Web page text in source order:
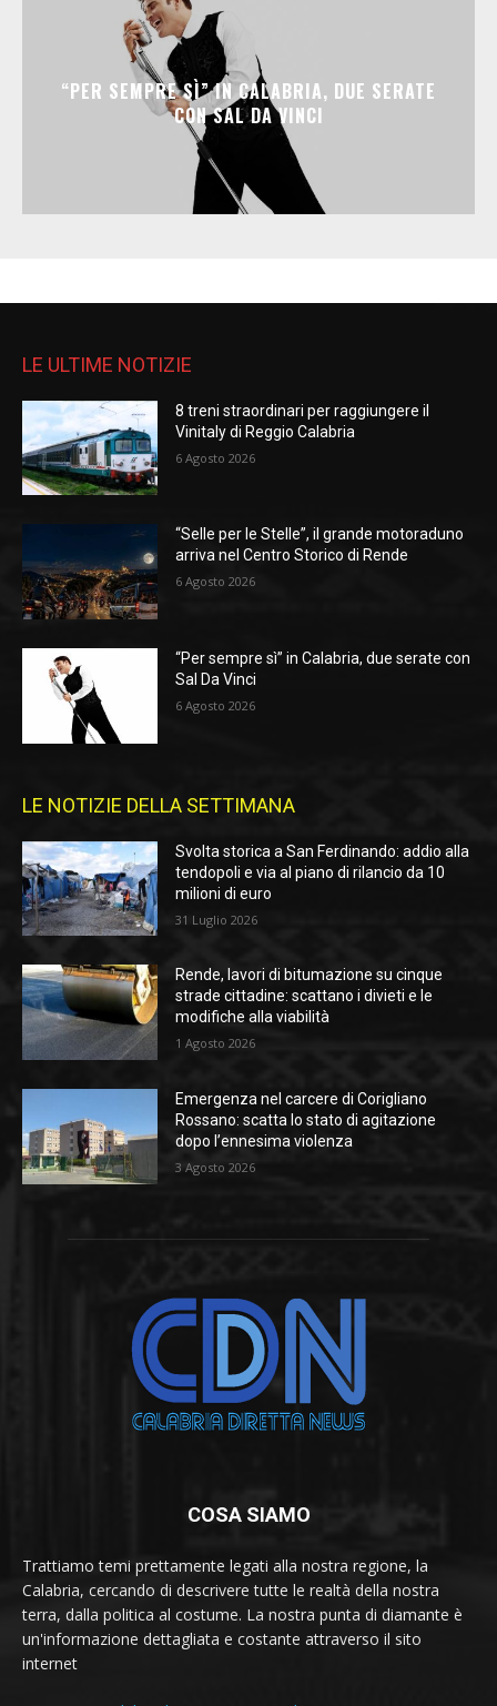
“PER SEMPRE SÌ” IN CALABRIA, DUE SERATE
CON SAL DA VINCI
LE ULTIME NOTIZIE
8 treni straordinari per raggiungere il
Vinitaly di Reggio Calabria
6 Agosto 2026
“Selle per le Stelle”, il grande motoraduno
arriva nel Centro Storico di Rende
6 Agosto 2026
“Per sempre sì” in Calabria, due serate con
Sal Da Vinci
6 Agosto 2026
LE NOTIZIE DELLA SETTIMANA
Svolta storica a San Ferdinando: addio alla
tendopoli e via al piano di rilancio da 10
milioni di euro
31 Luglio 2026
Rende, lavori di bitumazione su cinque
strade cittadine: scattano i divieti e le
modifiche alla viabilità
1 Agosto 2026
Emergenza nel carcere di Corigliano
Rossano: scatta lo stato di agitazione
dopo l’ennesima violenza
3 Agosto 2026
COSA SIAMO
Trattiamo temi prettamente legati alla nostra regione, la
Calabria, cercando di descrivere tutte le realtà della nostra
terra, dalla politica al costume. La nostra punta di diamante è
un'informazione dettagliata e costante attraverso il sito
internet